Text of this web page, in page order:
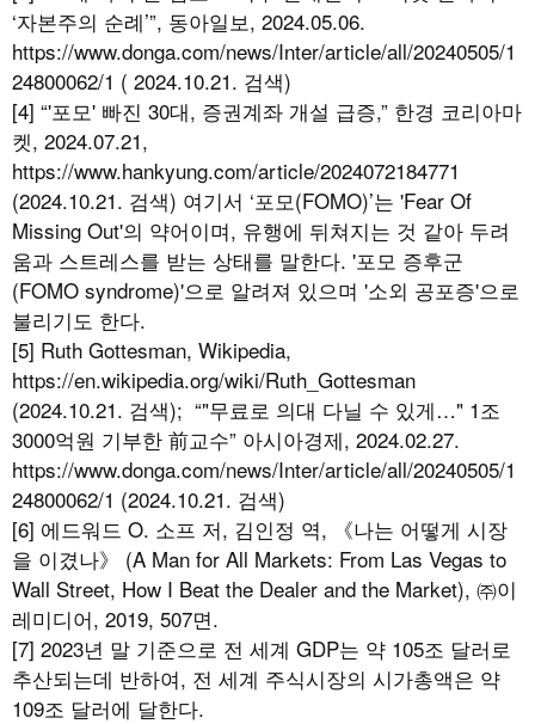
‘자본주의 순례’”, 동아일보, 2024.05.06.
https://www.donga.com/news/Inter/article/all/20240505/1
24800062/1 ( 2024.10.21. 검색)
[4] “'포모' 빠진 30대, 증권계좌 개설 급증,” 한경 코리아마
켓, 2024.07.21,
https://www.hankyung.com/article/2024072184771
(2024.10.21. 검색) 여기서 ‘포모(FOMO)’는 'Fear Of
Missing Out'의 약어이며, 유행에 뒤쳐지는 것 같아 두려
움과 스트레스를 받는 상태를 말한다. '포모 증후군
(FOMO syndrome)'으로 알려져 있으며 '소외 공포증'으로
불리기도 한다.
[5] Ruth Gottesman, Wikipedia,
https://en.wikipedia.org/wiki/Ruth_Gottesman
(2024.10.21. 검색); “"무료로 의대 다닐 수 있게…" 1조
3000억원 기부한 前교수” 아시아경제, 2024.02.27.
https://www.donga.com/news/Inter/article/all/20240505/1
24800062/1 (2024.10.21. 검색)
[6] 에드워드 O. 소프 저, 김인정 역, 《나는 어떻게 시장
을 이겼나》 (A Man for All Markets: From Las Vegas to
Wall Street, How I Beat the Dealer and the Market), ㈜이
레미디어, 2019, 507면.
[7] 2023년 말 기준으로 전 세계 GDP는 약 105조 달러로
추산되는데 반하여, 전 세계 주식시장의 시가총액은 약
109조 달러에 달한다.